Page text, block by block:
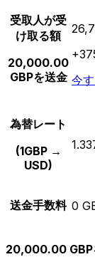
受取人が受
け取る額
20,000.00
GBPを送金 今
為替レート
(1GBP →
USD)
送金手数料 0
20,000.00 GBP